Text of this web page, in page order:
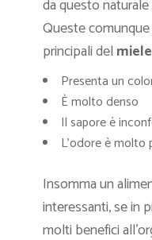
da questo
Queste
principali del
Presenta un
È molto denso
Il sapore è
L’odore è molto
Insomma un
interessanti, se in
molti benefici